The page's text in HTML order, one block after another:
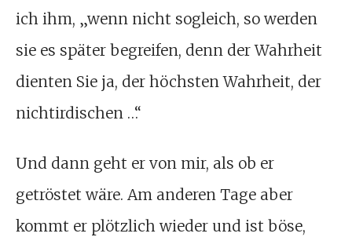
ich ihm, „wenn nicht sogleich, so werden
sie es später begreifen, denn der Wahrheit
dienten Sie ja, der höchsten Wahrheit, der
nichtirdischen …“
Und dann geht er von mir, als ob er
getröstet wäre. Am anderen Tage aber
kommt er plötzlich wieder und ist böse,